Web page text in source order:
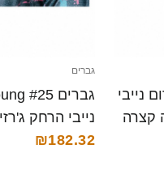
חליל #28 אדום נייבי
גברים
קצרה
₪182.32